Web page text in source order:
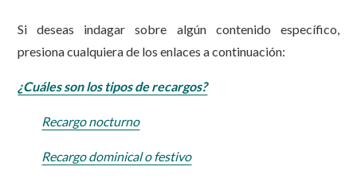
Si deseas indagar sobre algún contenido específico,
presiona cualquiera de los enlaces a continuación:
¿Cuáles son los tipos de recargos?
Recargo nocturno
Recargo dominical o festivo